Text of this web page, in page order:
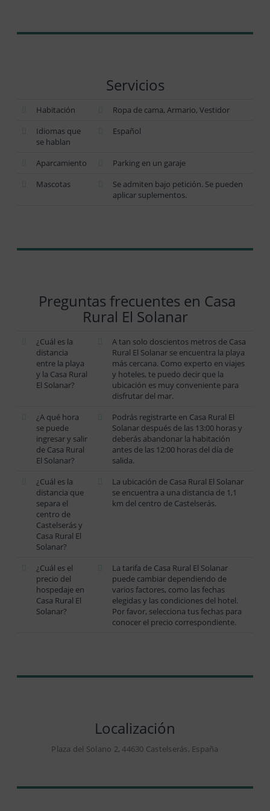
Servicios
Habitación
Ropa de cama, Armario, Vestidor
Idiomas que
se hablan
Español
Aparcamiento
Parking en un garaje
Mascotas
Se admiten bajo petición. Se pueden
aplicar suplementos.
Preguntas frecuentes en Casa
Rural El Solanar
¿Cuál es la
distancia
entre la playa
y la Casa Rural
El Solanar?
A tan solo doscientos metros de Casa
Rural El Solanar se encuentra la playa
más cercana. Como experto en viajes
y hoteles, te puedo decir que la
ubicación es muy conveniente para
disfrutar del mar.
¿A qué hora
se puede
ingresar y salir
de Casa Rural
El Solanar?
Podrás registrarte en Casa Rural El
Solanar después de las 13:00 horas y
deberás abandonar la habitación
antes de las 12:00 horas del día de
salida.
¿Cuál es la
distancia que
separa el
centro de
Castelserás y
Casa Rural El
Solanar?
La ubicación de Casa Rural El Solanar
se encuentra a una distancia de 1,1
km del centro de Castelserás.
¿Cuál es el
precio del
hospedaje en
Casa Rural El
Solanar?
La tarifa de Casa Rural El Solanar
puede cambiar dependiendo de
varios factores, como las fechas
elegidas y las condiciones del hotel.
Por favor, selecciona tus fechas para
conocer el precio correspondiente.
Localización
Plaza del Solano 2, 44630 Castelserás, España